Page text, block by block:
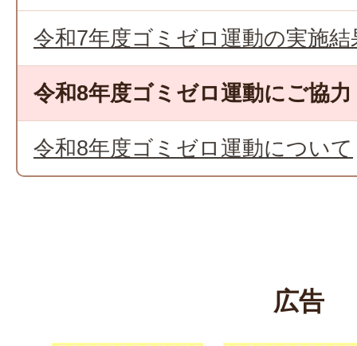
令和7年度ゴミゼロ運動の実施
令和8年度ゴミゼロ運動にご協
令和8年度ゴミゼロ運動について
広告